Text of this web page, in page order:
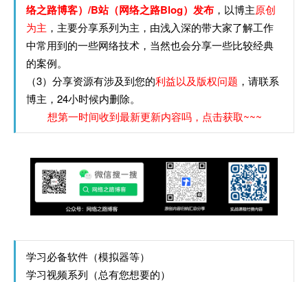
络之路博客）/B站（网络之路Blog）发布 ，以博主原创
为主 ，主要分享系列为主，由浅入深的带大家了解工作
中常用到的一些网络技术，当然也会分享一些比较经典
的案例。
（3）分享资源有涉及到您的利益以及版权问题 ，请联系
博主，24小时候内删除。
想第一时间收到最新更新内容吗，点击获取~~~
学习必备软件（模拟器等）
学习视频系列（总有您想要的）